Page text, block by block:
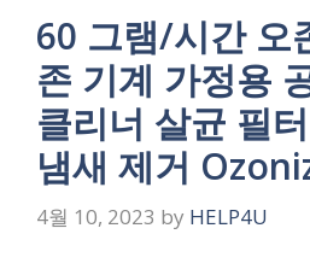
60 그램/시간 오
존 기계 가정용
클리너 살균 필
냄새 제거
4월 10, 2023 by HELP4U